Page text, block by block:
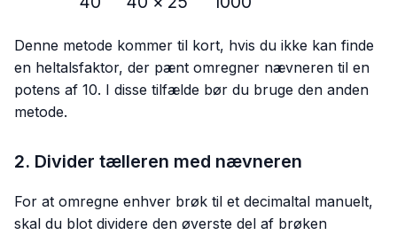
Denne metode kommer til kort, hvis du ikke kan finde
en heltalsfaktor, der pænt omregner nævneren til en
potens af 10. I disse tilfælde bør du bruge den anden
metode.
2. Divider tælleren med nævneren
For at omregne enhver brøk til et decimaltal manuelt,
skal du blot dividere den øverste del af brøken